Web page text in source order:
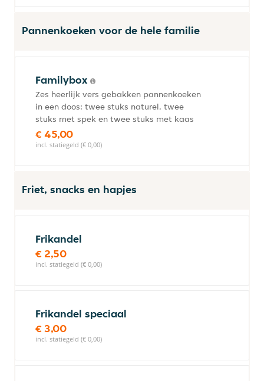
Pannenkoeken voor de hele familie
Familybox
Zes heerlijk vers gebakken pannenkoeken
in een doos: twee stuks naturel, twee
stuks met spek en twee stuks met kaas
€ 45,00
incl. statiegeld (€ 0,00)
Friet, snacks en hapjes
Frikandel
€ 2,50
incl. statiegeld (€ 0,00)
Frikandel speciaal
€ 3,00
incl. statiegeld (€ 0,00)